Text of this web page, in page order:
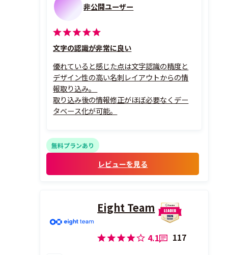
非公開ユーザー
文字の認識が非常に良い
優れていると感じた点は文字認識の精度と
デザイン性の高い名刺レイアウトからの情
報取り込み。
取り込み後の情報修正がほぼ必要なくデー
タベース化が可能。
無料プランあり
レビューを見る
Eight Team
4.1 117